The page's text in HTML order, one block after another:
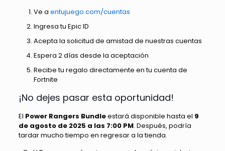
Ve a entujuego.com/cuentas
Ingresa tu Epic ID
Acepta la solicitud de amistad de nuestras cuentas
Espera 2 días desde la aceptación
Recibe tu regalo directamente en tu cuenta de
Fortnite
¡No dejes pasar esta oportunidad!
El Power Rangers Bundleestará disponible hasta el 9
de agosto de 2025 a las 7:00 PM. Después, podría
tardar mucho tiempo en regresar a la tienda.